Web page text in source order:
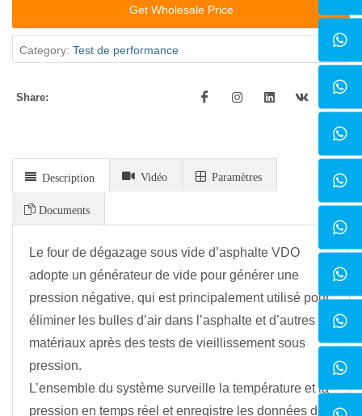
Get Wholesale Price
Category: Test de performance
Share:
Description Vidéo Paramètres
Documents
Le four de dégazage sous vide d’asphalte VDO
adopte un générateur de vide pour générer une
pression négative, qui est principalement utilisé pour
éliminer les bulles d’air dans l’asphalte et d’autres
matériaux après des tests de vieillissement sous
pression.
L’ensemble du système surveille la température et la
pression en temps réel et enregistre les données de